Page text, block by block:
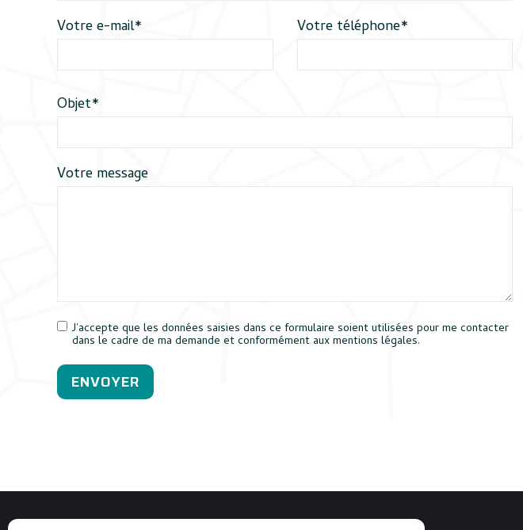
Votre e-mail* Votre téléphone*
Objet*
Votre message
J’accepte que les données saisies dans ce formulaire soient utilisées pour me contacter
dans le cadre de ma demande et conformément aux mentions légales.